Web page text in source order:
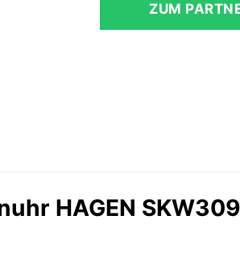
ZUM
HAGEN